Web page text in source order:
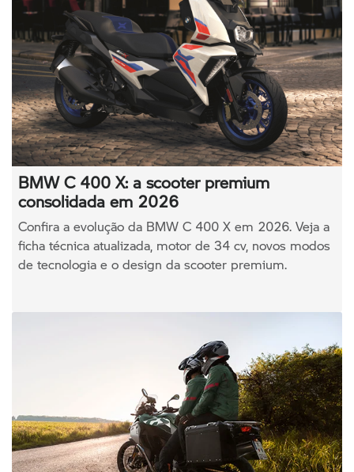
BMW C 400 X: a scooter premium
consolidada em 2026
Confira a evolução da BMW C 400 X em 2026. Veja a
ficha técnica atualizada, motor de 34 cv, novos modos
de tecnologia e o design da scooter premium.